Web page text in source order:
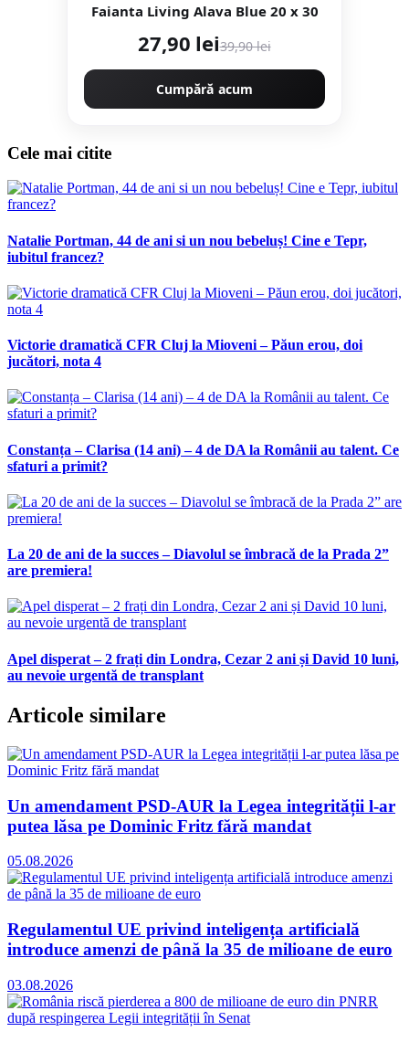
Faianta Living Alava Blue 20 x 30
27,90 lei39,90 lei
Cumpără acum
Cele mai citite
Natalie Portman, 44 de ani si un nou bebeluș! Cine e Tepr,
iubitul francez?
Victorie dramatică CFR Cluj la Mioveni – Păun erou, doi
jucători, nota 4
Constanța – Clarisa (14 ani) – 4 de DA la Românii au talent. Ce
sfaturi a primit?
La 20 de ani de la succes – Diavolul se îmbracă de la Prada 2”
are premiera!
Apel disperat – 2 frați din Londra, Cezar 2 ani și David 10 luni,
au nevoie urgentă de transplant
Articole similare
Un amendament PSD-AUR la Legea integrității l-ar
putea lăsa pe Dominic Fritz fără mandat
05.08.2026
Regulamentul UE privind inteligența artificială
introduce amenzi de până la 35 de milioane de euro
03.08.2026